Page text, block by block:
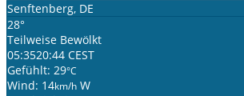
Senftenberg, DE
28°
Teilweise Bewölkt
05:3520:44 CEST
Gefühlt: 29°C
Wind: 14km/h W